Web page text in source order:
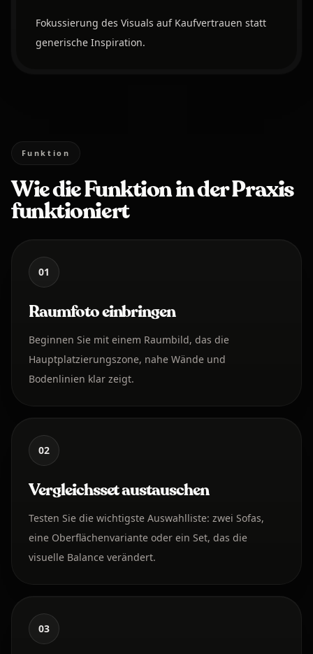
Fokussierung des Visuals auf Kaufvertrauen statt
generische Inspiration.
Funktion
Wie die Funktion in der Praxis
funktioniert
01
Raumfoto einbringen
Beginnen Sie mit einem Raumbild, das die
Hauptplatzierungszone, nahe Wände und
Bodenlinien klar zeigt.
02
Vergleichsset austauschen
Testen Sie die wichtigste Auswahlliste: zwei Sofas,
eine Oberflächenvariante oder ein Set, das die
visuelle Balance verändert.
03